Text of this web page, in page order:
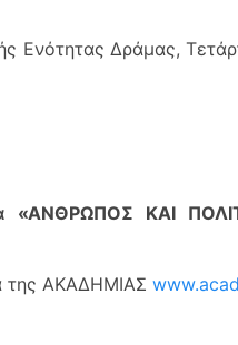
Ενότητας Δράμας,
«ΑΝΘΡΩΠΟΣ ΚΑΙ
της ΑΚΑΔΗΜΙΑΣ